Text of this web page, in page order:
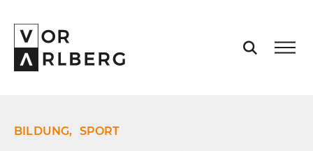
BILDUNG, SPORT